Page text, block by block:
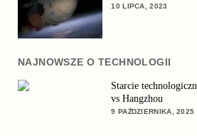
10 LIPCA, 2023
NAJNOWSZE O TECHNOLOGII
Starcie
vs Hangzhou
9 PAŹDZIERNIKA, 2025